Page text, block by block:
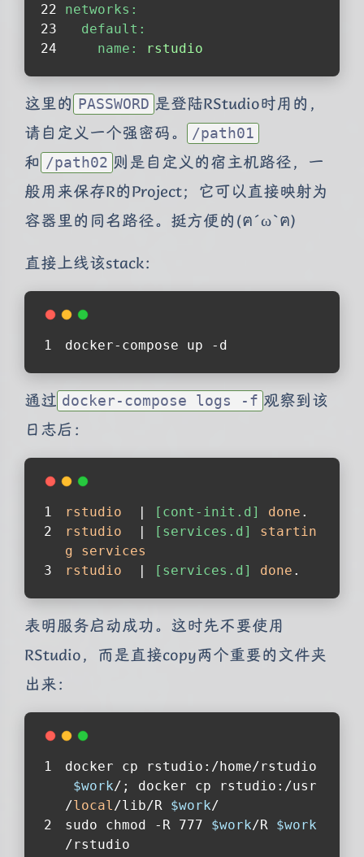
networks:
default:
name:
rstudio
这里的 PASSWORD 是登陆RStudio时用的，
请自定义一个强密码。
/path01
和 /path02 则是自定义的宿主机路径，一
般用来保存R的Project；它可以直接映射为
容器里的同名路径。挺方便的(ฅ´ω`ฅ)
直接上线该stack：
docker-compose up -d
通过 docker-compose logs -f 观察到该
日志后：
rstudio
  |
[cont-init.d] done .
rstudio
  |
[services.d]
startin
g
services
rstudio
  |
[services.d] done .
表明服务启动成功。这时先不要使用
RStudio，而是直接copy两个重要的文件夹
出来：
docker cp rstudio:/home/rstudio
$work/; docker cp rstudio:/usr
/local/lib/R $work/
sudo chmod -R 777 $work/R $work
/rstudio